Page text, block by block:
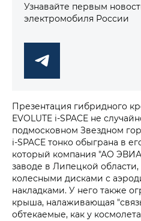
Узнавайте первым
электромобиля России
Презентация гибридного
EVOLUTE i‑SPACE не
подмосковном Звездном
i‑SPACE тонко обыграна в
который компания "АО
заводе в Липецкой
колесными дисками с
накладками. У него также
крыша, налаживающая
обтекаемые, как у